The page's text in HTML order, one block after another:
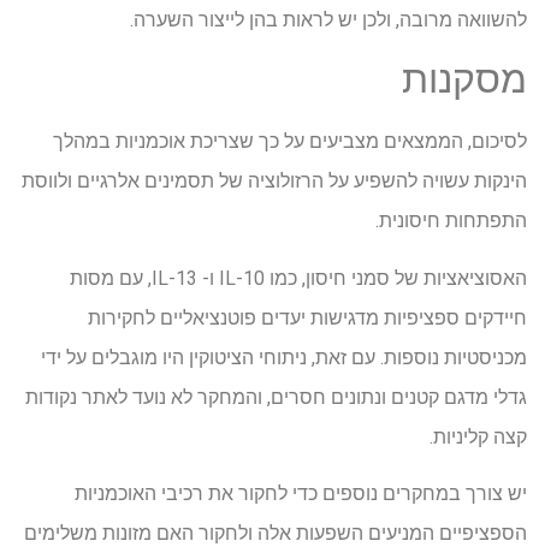
להשוואה מרובה, ולכן יש לראות בהן לייצור השערה.
מסקנות
לסיכום, הממצאים מצביעים על כך שצריכת אוכמניות במהלך
הינקות עשויה להשפיע על הרזולוציה של תסמינים אלרגיים ולווסת
התפתחות חיסונית.
האסוציאציות של סמני חיסון, כמו IL-10 ו- IL-13, עם מסות
חיידקים ספציפיות מדגישות יעדים פוטנציאליים לחקירות
מכניסטיות נוספות. עם זאת, ניתוחי הציטוקין היו מוגבלים על ידי
גדלי מדגם קטנים ונתונים חסרים, והמחקר לא נועד לאתר נקודות
קצה קליניות.
יש צורך במחקרים נוספים כדי לחקור את רכיבי האוכמניות
הספציפיים המניעים השפעות אלה ולחקור האם מזונות משלימים